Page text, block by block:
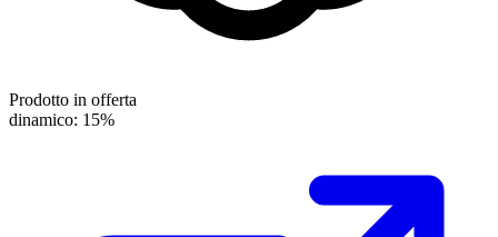
Prodotto in offerta
dinamico: 15%